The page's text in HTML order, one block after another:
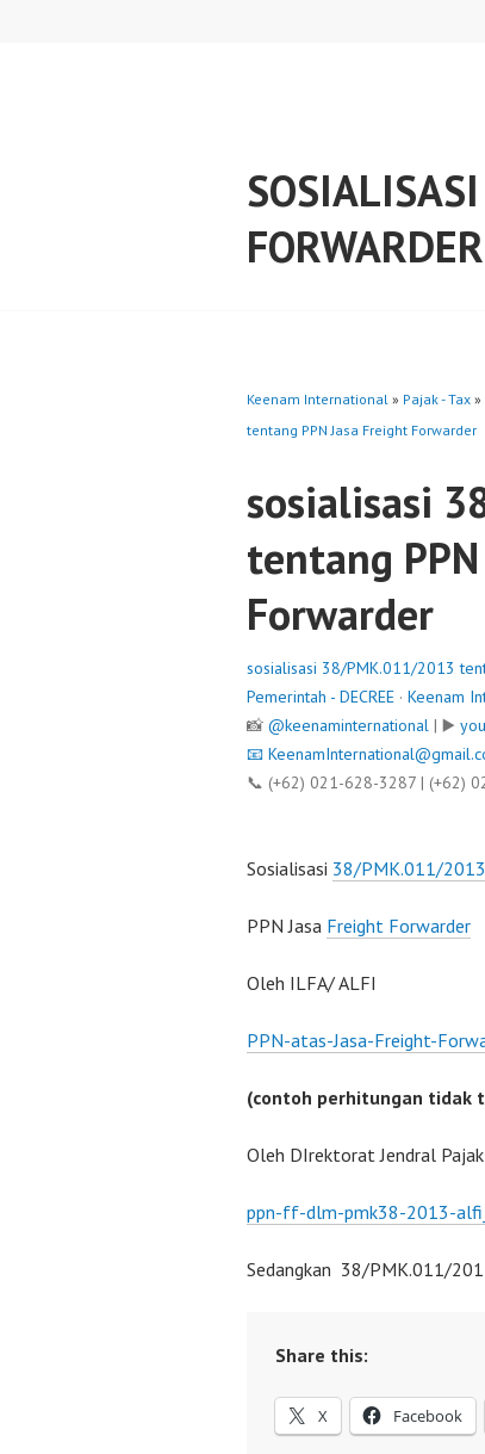
FORWARDER
Keenam International » Pajak - Tax »
tentang PPN Jasa Freight Forwarder
sosialisasi
tentang
Forwarder
sosialisasi 38/PMK.011/2013
Pemerintah - DECREE · Keenam
📸 @keenaminternational | ▶️
📧
📞 (+62) 021-628-3287 | (+62)
Sosialisasi 38/PMK.011/2013
PPN Jasa Freight Forwarder
Oleh ILFA/ ALFI
PPN-atas-Jasa-Freight-
(contoh perhitungan tidak
Oleh DIrektorat Jendral
ppn-ff-dlm-pmk38-2013-
Sedangkan 38/PMK.011/
Share this:
X Facebook